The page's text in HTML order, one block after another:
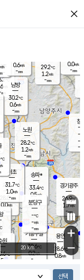
close
주
℃
mm
과천
28.0℃
0.0m/s
- mm
용인
28.6℃
0.8m/s
경기광주
26.9℃
1.7m/s
-mm
29.2℃
1.2m/s
-mm
창
-
-m/
-
0.0m/s
-mm
s
노원
28.2℃
1.2m/s
-mm
송파*
33.4℃
0.5m/s
-mm
서초
31.7℃
1.0m/s
-mm
남방
30.2℃
0.6m/s
-mm
기흥구갈
30.6℃
0.2m/s
-
분당구
-℃
-m/s
-mm
m/s
원
℃
m/s
℃
s
0.6m/s
-mm
+
−
20 km